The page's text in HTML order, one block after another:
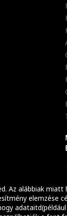
Az alábbiak
elemzése